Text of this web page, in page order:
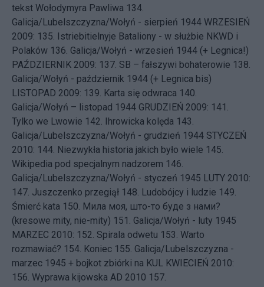
tekst Wołodymyra Pawliwa 134.
Galicja/Lubelszczyzna/Wołyń - sierpień 1944 WRZESIEŃ
2009: 135. Istriebitielnyje Bataliony - w służbie NKWD i
Polaków 136. Galicja/Wołyń - wrzesień 1944 (+ Legnica!)
PAŹDZIERNIK 2009: 137. SB – fałszywi bohaterowie 138.
Galicja/Wołyń - październik 1944 (+ Legnica bis)
LISTOPAD 2009: 139. Karta się odwraca 140.
Galicja/Wołyń – listopad 1944 GRUDZIEŃ 2009: 141.
Tylko we Lwowie 142. Ihrowicka kolęda 143.
Galicja/Lubelszczyzna/Wołyń - grudzień 1944 STYCZEŃ
2010: 144. Niezwykła historia jakich było wiele 145.
Wikipedia pod specjalnym nadzorem 146.
Galicja/Lubelszczyzna/Wołyń - styczeń 1945 LUTY 2010:
147. Juszczenko przegiął 148. Ludobójcy i ludzie 149.
Śmierć kata 150. Мила моя, што-то буде з нами?
(kresowe mity, nie-mity) 151. Galicja/Wołyń - luty 1945
MARZEC 2010: 152. Spirala odwetu 153. Warto
rozmawiać? 154. Koniec 155. Galicja/Lubelszczyzna -
marzec 1945 + bojkot zbiórki na KUL KWIECIEŃ 2010:
156. Wyprawa kijowska AD 2010 157.